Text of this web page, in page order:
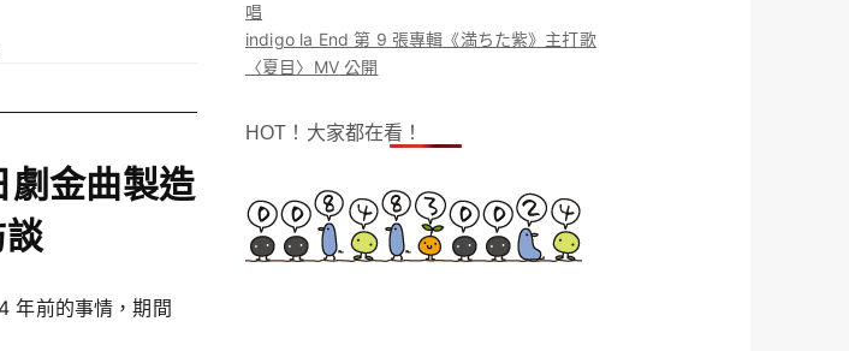
劇金曲製造
年前的事情，期間
唱
indigo la End 第 9 張專輯《満ちた紫》主打歌
〈夏目〉MV 公開
HOT！大家都在看！